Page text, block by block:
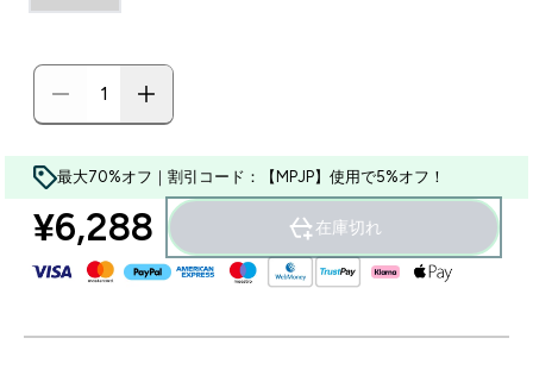
最大70%オフ｜割引コード：【MPJP】使用で5%オフ！
¥6,288‎ 在庫切れ